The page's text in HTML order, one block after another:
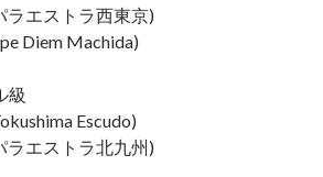
エストラ西東京)
Diem Machida)
級
Escudo)
エストラ北九州)